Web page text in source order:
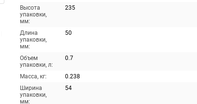
Высота
упаковки,
мм:
235
Длина
упаковки,
мм:
50
Объем
упаковки, л:
0.7
Масса, кг:
0.238
Ширина
упаковки,
мм:
54